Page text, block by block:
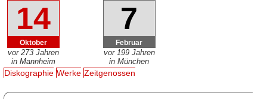
14
Oktober
vor 273 Jahren
in Mannheim
7
Februar
vor 199 Jahren
in München
Diskographie Werke Zeitgenossen